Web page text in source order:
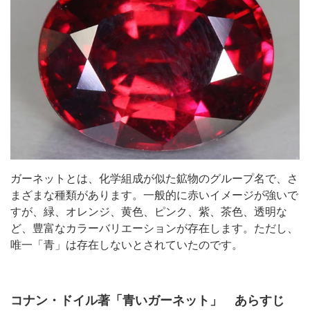
ガーネットとは、化学組成が似た鉱物のグループ名で、さ
まざまな種類があります。一般的に赤いイメージが強いで
すが、緑、オレンジ、黄色、ピンク、紫、茶色、透明な
ど、豊富なカラーバリエーションが存在します。ただし、
唯一「青」は存在しないとされていたのです。
コナン・ドイル著「青いガーネット」 あらすじ